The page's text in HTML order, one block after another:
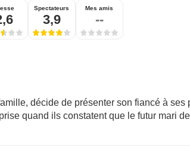
Spectateurs
3,9
Mes amis
--
décide de présenter son fiancé à ses
quand ils constatent que le futur mari